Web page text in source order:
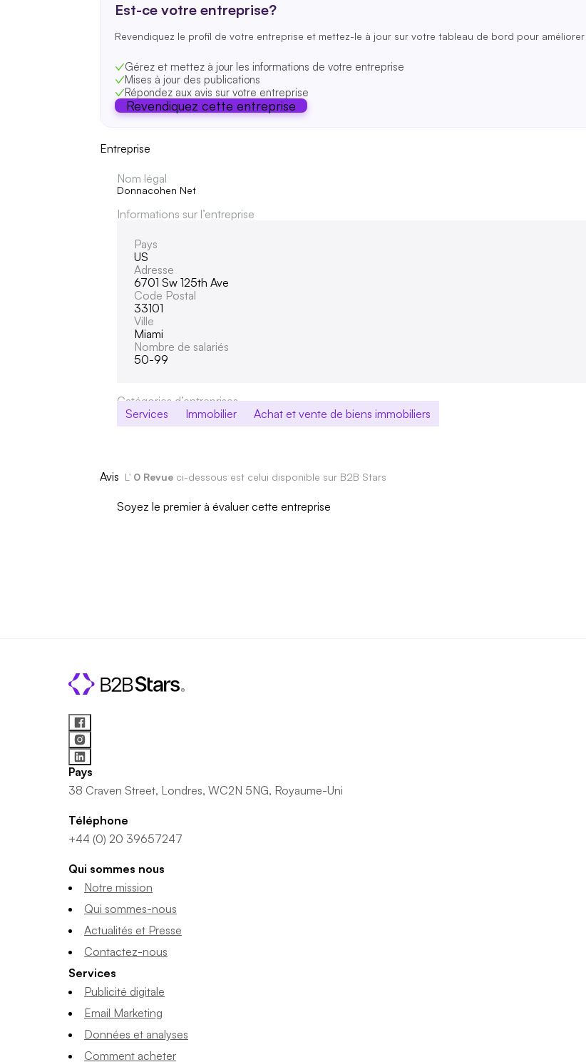
Est-ce votre entreprise?
Revendiquez le profil de votre entreprise et mettez-le à jour sur votre tableau de bord pour
Gérez et mettez à jour les informations de votre entreprise
Mises à jour des publications
Répondez aux avis sur votre entreprise
Revendiquez cette entreprise
Entreprise
Nom légal
Donnacohen Net
Informations sur l’entreprise
Pays
US
Adresse
6701 Sw 125th Ave
Code Postal
33101
Ville
Miami
Nombre de salariés
50-99
Catégories d’entreprises
Services
Immobilier Achat et vente de biens immobiliers
Avis L' 0 Revue ci-dessous est celui disponible sur B2B Stars
Soyez le premier à évaluer cette entreprise
Pays
38 Craven Street, Londres, WC2N 5NG, Royaume-Uni
Téléphone
+44 (0) 20 39657247
Qui sommes nous
Notre mission
Qui sommes-nous
Actualités et Presse
Contactez-nous
Services
Publicité digitale
Email Marketing
Données et analyses
Comment acheter